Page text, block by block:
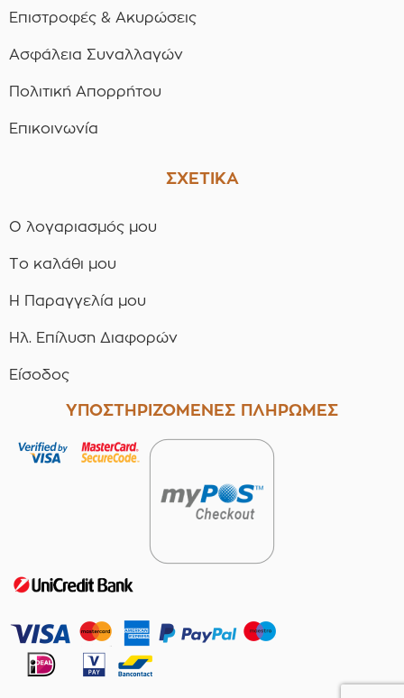
Επιστροφές & Ακυρώσεις
Ασφάλεια Συναλλαγών
Πολιτική Απορρήτου
Επικοινωνία
ΣΧΕΤΙΚΑ
Ο λογαριασμός μου
Το καλάθι μου
Η Παραγγελία μου
Ηλ. Επίλυση Διαφορών
Είσοδος
ΥΠΟΣΤΗΡΙΖΟΜΕΝΕΣ ΠΛΗΡΩΜΕΣ